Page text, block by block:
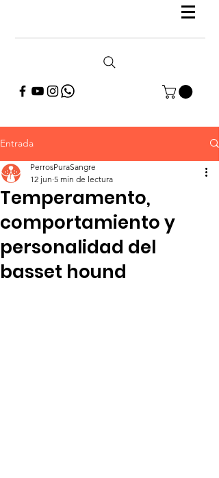
Entrada
Temperamento,
comportamiento y
personalidad del
basset hound
PerrosPuraSangre
12 jun 5 min de lectura